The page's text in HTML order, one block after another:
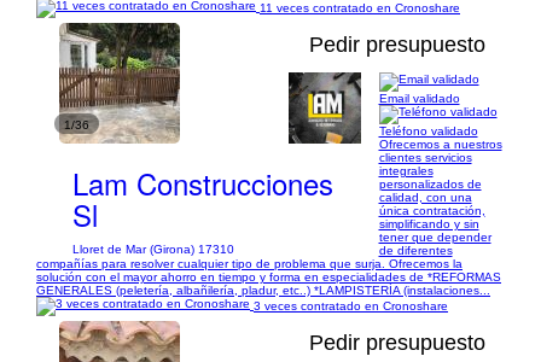
11 veces contratado en Cronoshare
1/36
Pedir presupuesto
Lam Construcciones
Sl
Lloret de Mar (Girona) 17310
Email validado
Teléfono validado
Ofrecemos a nuestros
clientes servicios
integrales
personalizados de
calidad, con una
única contratación,
simplificando y sin
tener que depender
de diferentes
compañías para resolver cualquier tipo de problema que surja. Ofrecemos la
solución con el mayor ahorro en tiempo y forma en especialidades de *REFORMAS
GENERALES (peletería, albañilería, pladur, etc..) *LAMPISTERÍA (instalaciones...
3 veces contratado en Cronoshare
Pedir presupuesto